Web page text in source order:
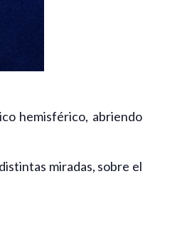
hemisférico, abriendo
miradas, sobre el